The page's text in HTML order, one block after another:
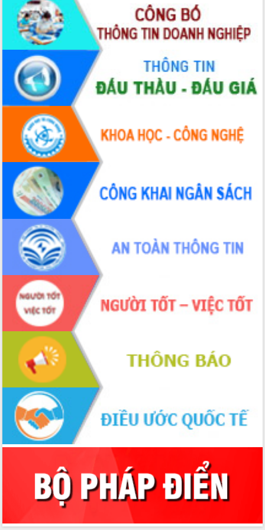
Hội thảo khoa học “Giải pháp thúc đẩy
phát triển nền kinh tế xanh tại tỉnh
Đắk Lắk”
Tăng cường giám sát, đôn đốc thực
hiện nhiệm vụ quản lý tài sản công
hàng tuần
Tháo gỡ những vướng mắc, đẩy mạnh
công tác cải cách thủ tục hành chính
tại Trung tâm Phục vụ hành chính
công tỉnh
Đắk Lắk: Tôn vinh 46 giải pháp tại Hội
thi Sáng tạo Kỹ thuật 2024 - 2025
Đắk Lắk rà soát, điều chỉnh Đề án 190
về phát triển nuôi trồng thủy sản
Phó Chủ tịch UBND tỉnh Đắk Lắk
Trương Công Thái kiểm tra thực địa
Dự án cao tốc Khánh Hòa - Buôn Ma
Thuột
Định vị cà phê Việt Nam như một “di
sản sống” trong dòng chảy toàn cầu
Xây dựng nông thôn mới: Nâng cao đời
sống người dân từ những mô hình thiết
thực
Quyết liệt tháo gỡ vướng mắc, đẩy
nhanh tiến độ các dự án trọng điểm
trong Khu kinh tế Nam Phú Yên
Hòn Yến phát triển du lịch gắn với bảo
tồn biển
Lấy ý kiến điều chỉnh Quy hoạch tỉnh
Đắk Lắk thời kỳ 2021-2030, tầm nhìn
đến năm 2050
Phát động chiến dịch 30 ngày đêm
giải phóng mặt bằng Tuyến đường bộ
ven biển
Đắk Lắk nỗ lực thúc đẩy tăng trưởng
Đắk Lắk ký kết thỏa thuận hợp tác về
chuyển đổi số giai đoạn 2026 – 2030
với Tập đoàn Bưu chính Viễn thông
Việt Nam